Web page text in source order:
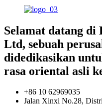
Selamat datang
Ltd, sebuah
didedikasikan
rasa oriental asli
+86 10 62969035
Jalan Xinxi No.28,